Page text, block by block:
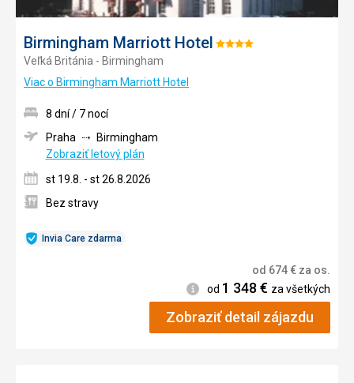
Birmingham Marriott Hotel Hodnotenie:
Veľká Británia - Birmingham
Viac o Birmingham Marriott Hotel
Invia Care zdarma
8 dní / 7 nocí
Praha
Birmingham
Zobraziť letový plán
st 19.8. - st 26.8.2026
Bez stravy
od 674€ za os.
Informácie
od 1 348 € za všetkých
Zobraziť detail zájazdu